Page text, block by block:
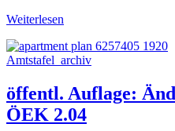
Weiterlesen
Amtstafel_archiv
öffentl. Auflage:
ÖEK 2.04